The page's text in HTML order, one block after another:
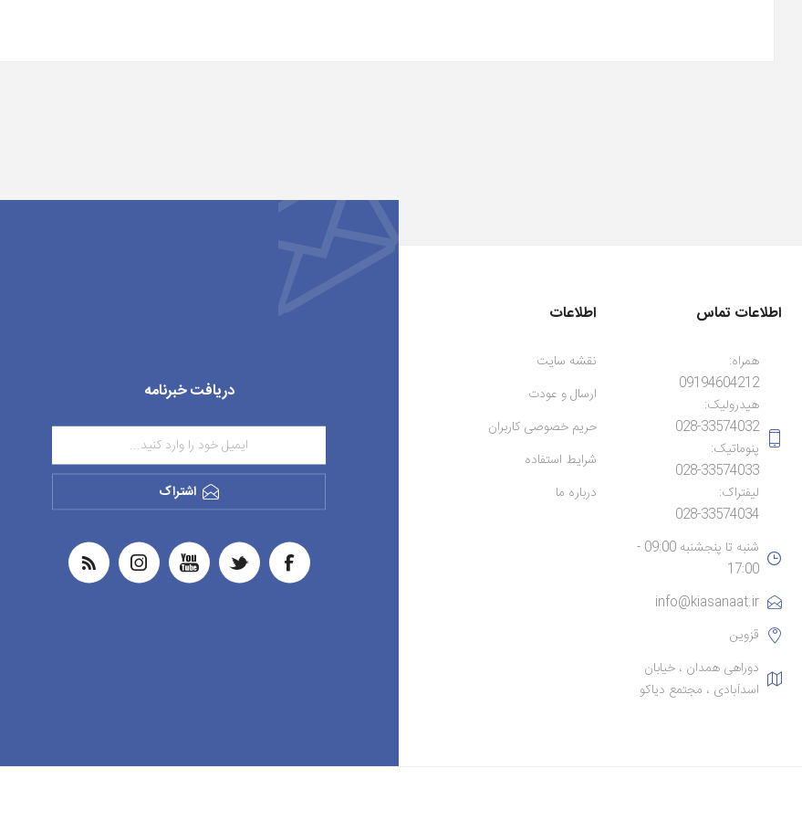
دریافت خبرنامه
اشتراک
اطلاعات تماس
همراه:
09194604212
هیدرولیک:
028-33574032
پنوماتیک:
028-33574033
لیفتراک:
028-33574034
شنبه تا پنجشنبه 09:00 -
17:00
info@kiasanaat.ir
قزوین
دوراهی همدان ، خیابان
اسدآبادی ، مجتمع دیاکو
اطلاعات
نقشه سایت
ارسال و عودت
حریم خصوصی کاربران
شرایط استفاده
درباره ما